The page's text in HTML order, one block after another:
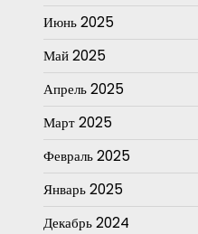
Июнь 2025
Май 2025
Апрель 2025
Март 2025
Февраль 2025
Январь 2025
Декабрь 2024